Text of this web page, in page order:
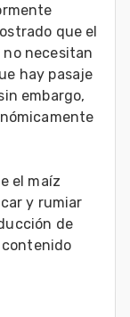
que el
no necesitan
hay pasaje
embargo,
el maíz
y rumiar
de
contenido